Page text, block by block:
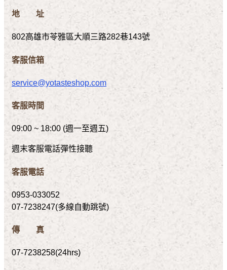
地 址
802高雄市苓雅區大順三路282巷143號
客服信箱
service@yotasteshop.com
客服時間
09:00 ~ 18:00 (週一至週五)
週末客服電話彈性接聽
客服電話
0953-033052
07-7238247(多線自動跳號)
傳 真
07-7238258(24hrs)